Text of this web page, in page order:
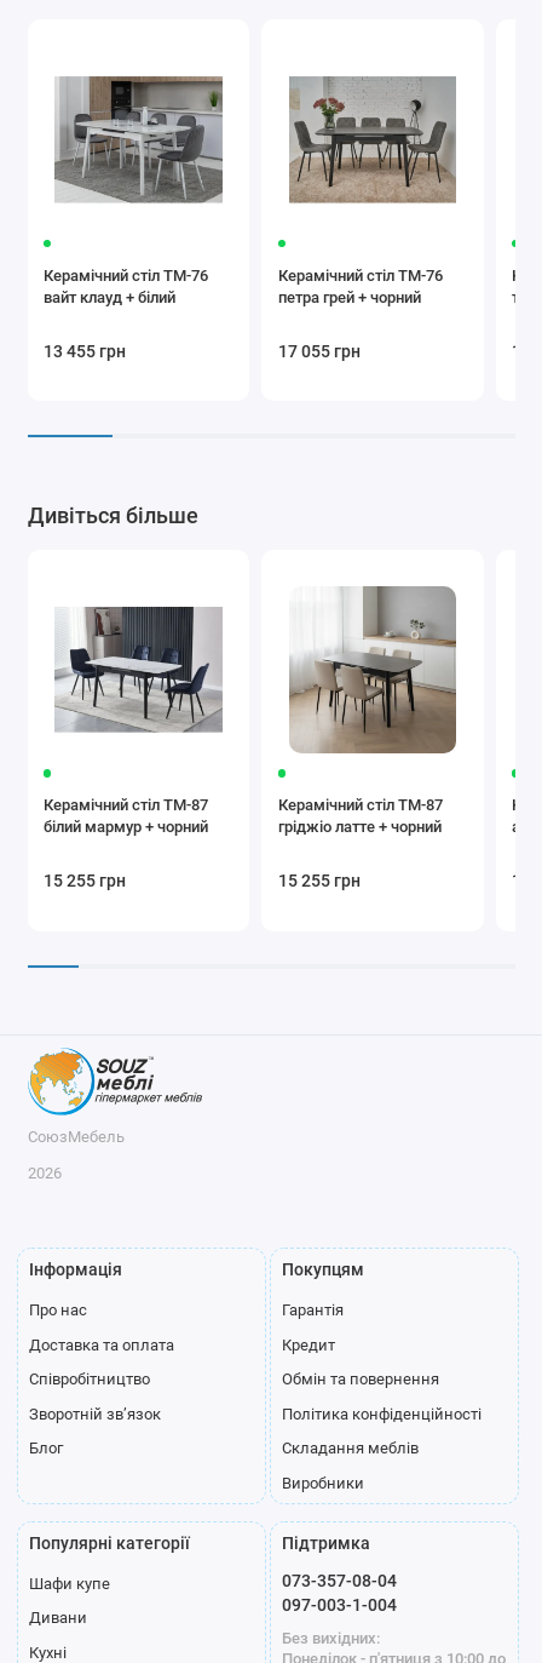
Керамічний стіл TM-76
вайт клауд + білий
13 455 грн
Керамічний стіл TM-76
петра грей + чорний
17 055 грн 17
Дивіться більше
Керамічний стіл TM-87
білий мармур + чорний
15 255 грн
Керамічний стіл TM-87
гріджіо латте + чорний
15 255 грн
айс
14
СоюзМебель
2026
Інформація
Про нас
Доставка та оплата
Співробітництво
Зворотній зв’язок
Блог
Покупцям
Гарантія
Кредит
Обмін та повернення
Політика конфіденційності
Складання меблів
Виробники
Популярні категорії
Шафи купе
Дивани
Кухні
Підтримка
073-357-08-04
097-003-1-004
Без вихідних:
Понеділок - п'ятниця з 10:00 до